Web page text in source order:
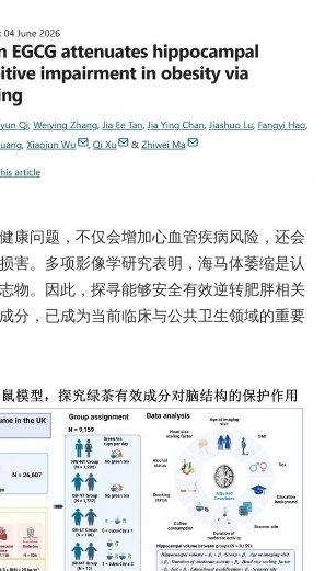
康问题，不仅会增加心血管疾病风险，还会
害。多项影像学研究表明，海马体萎缩是认
物。因此，探寻能够安全有效逆转肥胖相关
分，已成为当前临床与公共卫生领域的重要